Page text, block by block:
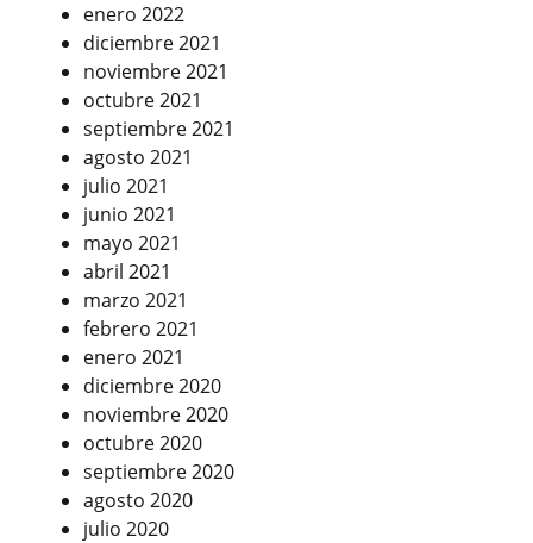
enero 2022
diciembre 2021
noviembre 2021
octubre 2021
septiembre 2021
agosto 2021
julio 2021
junio 2021
mayo 2021
abril 2021
marzo 2021
febrero 2021
enero 2021
diciembre 2020
noviembre 2020
octubre 2020
septiembre 2020
agosto 2020
julio 2020